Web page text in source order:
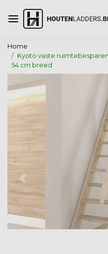
Home
Kyoto vaste
54 cm breed
Vorige